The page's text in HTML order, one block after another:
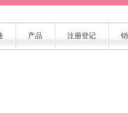
产品 注册登记